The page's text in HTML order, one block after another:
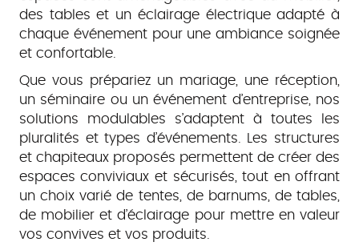
des tables et un éclairage électrique adapté à
chaque événement pour une ambiance soignée
et confortable.
Que vous prépariez un mariage, une réception,
un séminaire ou un événement d’entreprise, nos
solutions modulables s’adaptent à toutes les
pluralités et types d’événements. Les structures
et chapiteaux proposés permettent de créer des
espaces conviviaux et sécurisés, tout en offrant
un choix varié de tentes, de barnums, de tables,
de mobilier et d’éclairage pour mettre en valeur
vos convives et vos produits.